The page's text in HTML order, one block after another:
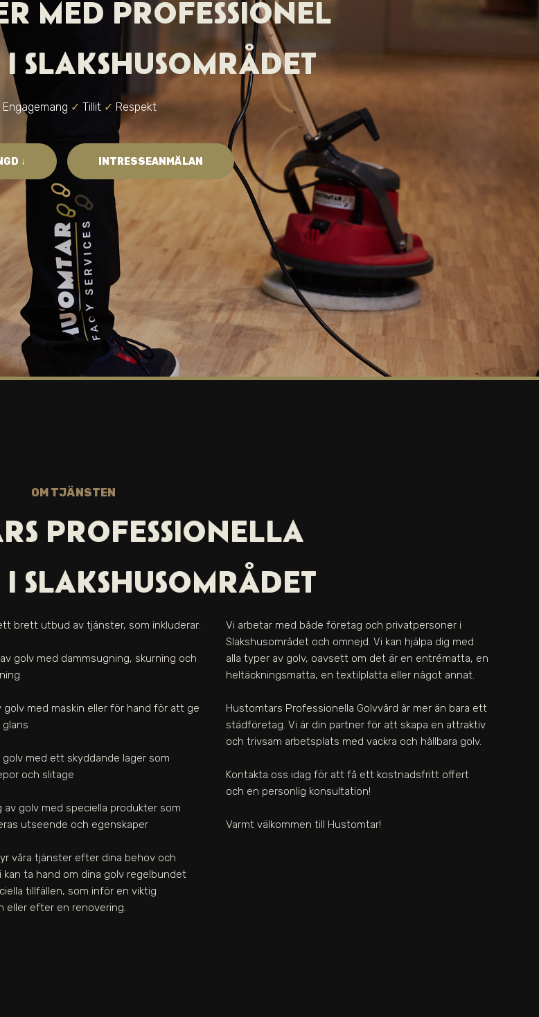
MED PROFESSIONEL
I SLAKSHUSOMRÅDET
Engagemang ✓ Tillit ✓ Respekt
↓ INTRESSEANMÄLAN
OM TJÄNSTEN
PROFESSIONELLA
I SLAKSHUSOMRÅDET
brett utbud av tjänster, som inkluderar:
golv med dammsugning, skurning och
golv med maskin eller för hand för att ge
golv med ett skyddande lager som
och slitage
av golv med speciella produkter som
utseende och egenskaper
våra tjänster efter dina behov och
kan ta hand om dina golv regelbundet
tillfällen, som inför en viktig
eller efter en renovering.
Vi arbetar med både företag och privatpersoner i
Slakshusområdet och omnejd. Vi kan hjälpa dig med
alla typer av golv, oavsett om det är en entrématta, en
heltäckningsmatta, en textilplatta eller något annat.
Hustomtars Professionella Golvvård är mer än bara ett
städföretag. Vi är din partner för att skapa en attraktiv
och trivsam arbetsplats med vackra och hållbara golv.
Kontakta oss idag för att få ett kostnadsfritt offert
och en personlig konsultation!
Varmt välkommen till Hustomtar!